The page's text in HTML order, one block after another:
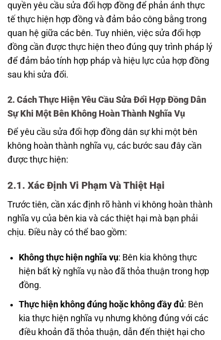
quyền yêu cầu sửa đổi hợp đồng để phản ánh thực
tế thực hiện hợp đồng và đảm bảo công bằng trong
quan hệ giữa các bên. Tuy nhiên, việc sửa đổi hợp
đồng cần được thực hiện theo đúng quy trình pháp lý
để đảm bảo tính hợp pháp và hiệu lực của hợp đồng
sau khi sửa đổi.
2. Cách Thực Hiện Yêu Cầu Sửa Đổi Hợp Đồng Dân
Sự Khi Một Bên Không Hoàn Thành Nghĩa Vụ
Để yêu cầu sửa đổi hợp đồng dân sự khi một bên
không hoàn thành nghĩa vụ, các bước sau đây cần
được thực hiện:
2.1. Xác Định Vi Phạm Và Thiệt Hại
Trước tiên, cần xác định rõ hành vi không hoàn thành
nghĩa vụ của bên kia và các thiệt hại mà bạn phải
chịu. Điều này có thể bao gồm:
Không thực hiện nghĩa vụ: Bên kia không thực
hiện bất kỳ nghĩa vụ nào đã thỏa thuận trong hợp
đồng.
Thực hiện không đúng hoặc không đầy đủ: Bên
kia thực hiện nghĩa vụ nhưng không đúng với các
điều khoản đã thỏa thuận, dẫn đến thiệt hại cho